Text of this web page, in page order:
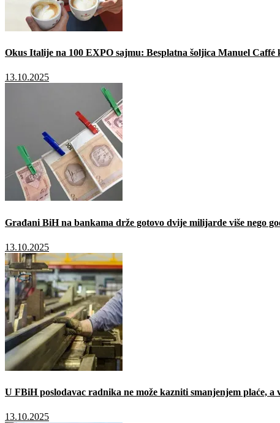
Okus Italije na 100 EXPO sajmu: Besplatna šoljica Manuel Caffé
13.10.2025
Građani BiH na bankama drže gotovo dvije milijarde više nego
13.10.2025
U FBiH poslodavac radnika ne može kazniti smanjenjem plaće,
13.10.2025